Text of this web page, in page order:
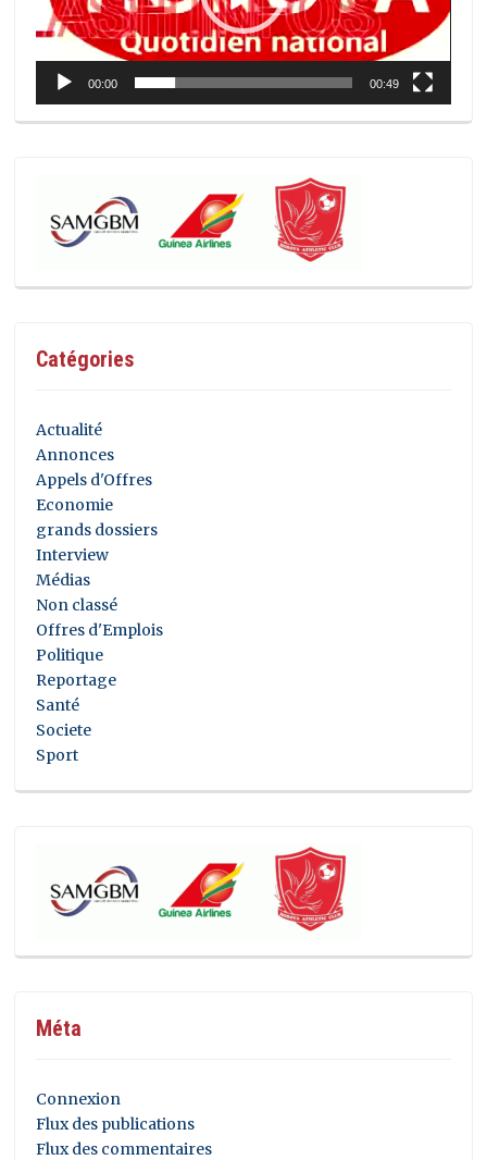
00:00 00:49
Catégories
Actualité
Annonces
Appels d'Offres
Economie
grands dossiers
Interview
Médias
Non classé
Offres d'Emplois
Politique
Reportage
Santé
Societe
Sport
Méta
Connexion
Flux des publications
Flux des commentaires